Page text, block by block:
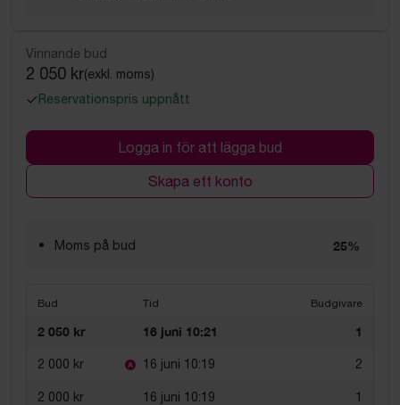
Vinnande bud
2 050 kr(exkl. moms)
Reservationspris uppnått
Logga in för att lägga bud
Skapa ett konto
Moms på bud 25%
Bud Tid Budgivare
2 050 kr 16 juni 10:21 1
2 000 kr 16 juni 10:19 2
2 000 kr 16 juni 10:19 1